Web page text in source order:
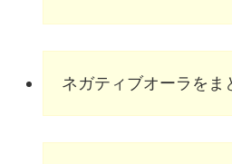
ネガティブオーラをま